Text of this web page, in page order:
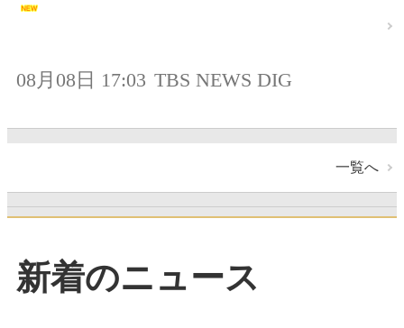
08月08日 17:03 TBS NEWS DIG
一覧へ
新着のニュース